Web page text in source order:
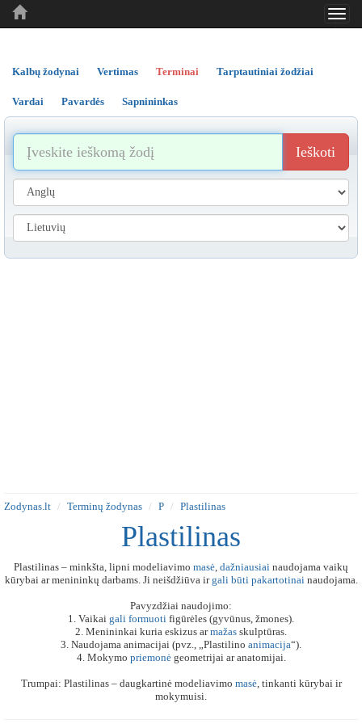
..
..
Kalbų žodynai Vertimas Terminai Tarptautiniai žodžiai
Vardai Pavardės Sapnininkas
Ieškoti
Zodynas.lt Terminų žodynas P Plastilinas
Plastilinas
Plastilinas – minkšta, lipni modeliavimo masė, dažniausiai naudojama vaikų
kūrybai ar menininkų darbams. Ji neišdžiūva irgali būti pakartotinainaudojama.
Pavyzdžiai naudojimo:
1. Vaikai gali formuoti figūrėles (gyvūnus, žmones).
2. Menininkai kuria eskizus armažas skulptūras.
3. Naudojama animacijai (pvz., „Plastilino animacija“).
4. Mokymo priemonėgeometrijai ar anatomijai.
Trumpai: Plastilinas – daugkartinė modeliavimo masė, tinkanti kūrybai ir
mokymuisi.